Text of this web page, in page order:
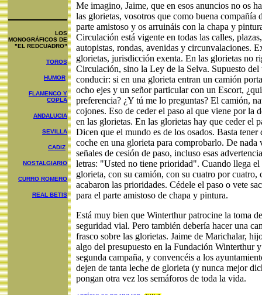
LOS
MONOGRÁFICOS DE
"EL REDCUADRO"
TOROS
HUMOR
FLAMENCO Y
COPLA
ANDALUCIA
SEVILLA
CADIZ
NOSTALGIARIO
CURRO ROMERO
REAL BETIS
Me imagino, Jaime, que en esos anuncios no os
las glorietas, vosotros que como buena compañía
parte amistoso y os arruináis con la chapa y
Circulación está vigente en todas las calles,
autopistas, rondas, avenidas y circunvalaciones.
glorietas, jurisdicción exenta. En las glorietas no
Circulación, sino la Ley de la Selva. Supuesto del
conducir: si en una glorieta entran un camión
ocho ejes y un señor particular con un Escort,
preferencia? ¿Y tú me lo preguntas? El camión,
cojones. Eso de ceder el paso al que viene por la
en las glorietas. En las glorietas hay que ceder el
Dicen que el mundo es de los osados. Basta tener
coche en una glorieta para comprobarlo. De nada
señales de cesión de paso, incluso esas
letras: "Usted no tiene prioridad". Cuando llega el
glorieta, con su camión, con su cuatro por cuatro,
acabaron las prioridades. Cédele el paso o vete
para el parte amistoso de chapa y pintura.
Está muy bien que Winterthur patrocine la toma
seguridad vial. Pero también debería hacer una
frasco sobre las glorietas. Jaime de Marichalar,
algo del presupuesto en la Fundación Winterthur
segunda campaña, y convencéis a los
dejen de tanta leche de glorieta (y nunca mejor
pongan otra vez los semáforos de toda la vida.